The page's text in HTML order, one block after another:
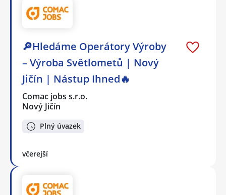
🔎Hledáme Operátory Výroby
– Výroba Světlometů | Nový
Jičín | Nástup Ihned🔥
Comac jobs s.r.o.
Nový Jičín
Plný úvazek
včerejší